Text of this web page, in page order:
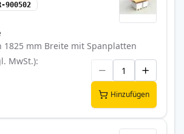
900502
1825 mm Breite mit Spanplatten
MwSt.)
Hinzufügen